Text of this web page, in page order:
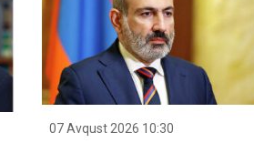
07 Avqust 2026 10:30